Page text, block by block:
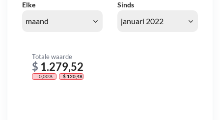
Elke Sinds
Totale waarde
$ 1.279,52
- 0,00% - $ 120,48